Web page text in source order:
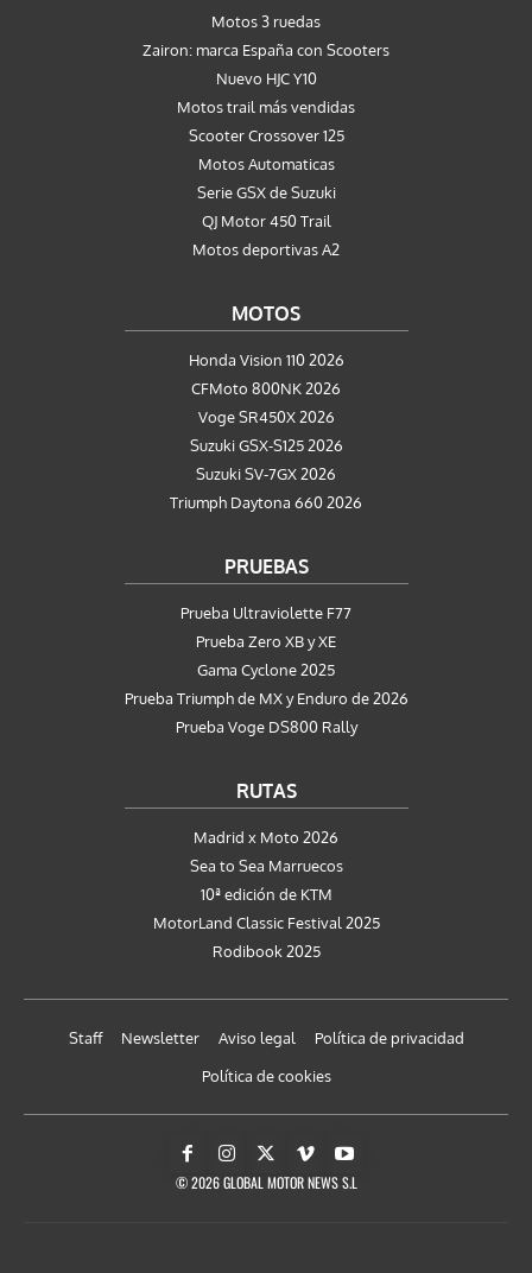
Motos 3 ruedas
Zairon: marca España con Scooters
Nuevo HJC Y10
Motos trail más vendidas
Scooter Crossover 125
Motos Automaticas
Serie GSX de Suzuki
QJ Motor 450 Trail
Motos deportivas A2
MOTOS
Honda Vision 110 2026
CFMoto 800NK 2026
Voge SR450X 2026
Suzuki GSX-S125 2026
Suzuki SV-7GX 2026
Triumph Daytona 660 2026
PRUEBAS
Prueba Ultraviolette F77
Prueba Zero XB y XE
Gama Cyclone 2025
Prueba Triumph de MX y Enduro de 2026
Prueba Voge DS800 Rally
RUTAS
Madrid x Moto 2026
Sea to Sea Marruecos
10ª edición de KTM
MotorLand Classic Festival 2025
Rodibook 2025
Staff Newsletter Aviso legal
Política de privacidad
Política de cookies
© 2026 GLOBAL MOTOR NEWS S.L